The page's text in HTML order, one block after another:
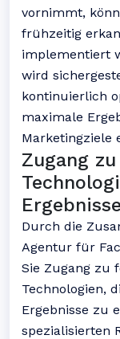
vornimmt,
frühzeitig
implementiert
wird
kontinuierlich
maximale
Marketingziele
Zugang
Ergebnisse
Durch die
Agentur für
Sie Zugang zu
Technologien,
Ergebnisse zu
spezialisierten